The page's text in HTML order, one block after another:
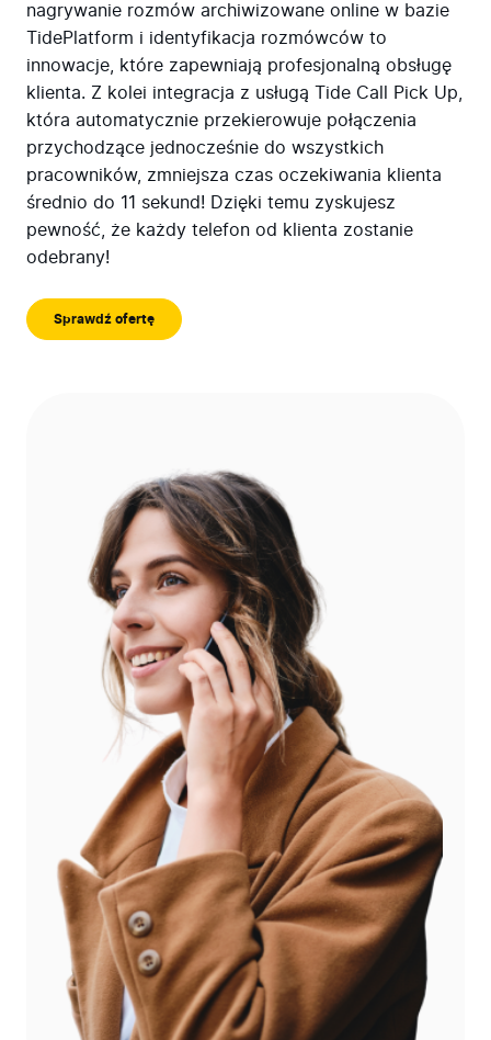
nagrywanie rozmów archiwizowane online w bazie
TidePlatform i identyfikacja rozmówców to
innowacje, które zapewniają profesjonalną obsługę
klienta. Z kolei integracja z usługą Tide Call Pick Up,
która automatycznie przekierowuje połączenia
przychodzące jednocześnie do wszystkich
pracowników, zmniejsza czas oczekiwania klienta
średnio do 11 sekund! Dzięki temu zyskujesz
pewność, że każdy telefon od klienta zostanie
odebrany!
Sprawdź ofertę